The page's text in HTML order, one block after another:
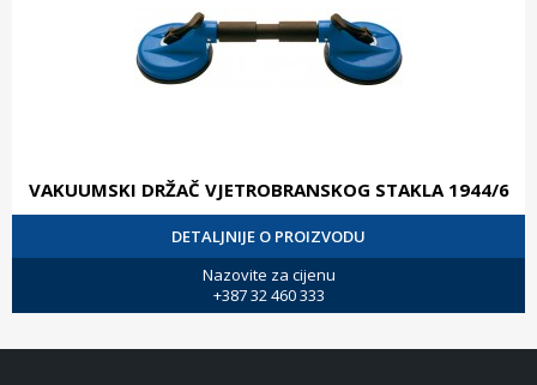
VAKUUMSKI DRŽAČ VJETROBRANSKOG STAKLA 1944/6
DETALJNIJE O PROIZVODU
Nazovite za cijenu
+387 32 460 333